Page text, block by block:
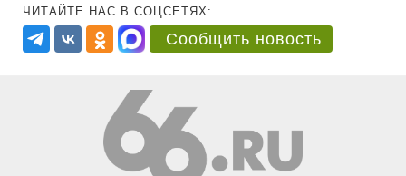
ЧИТАЙТЕ НАС В СОЦСЕТЯХ:
Сообщить новость